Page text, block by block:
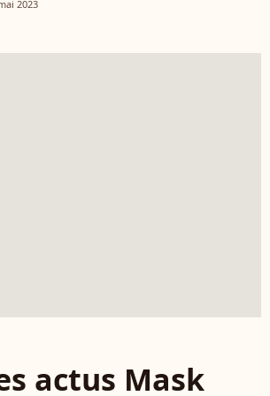
2023
actus Mask